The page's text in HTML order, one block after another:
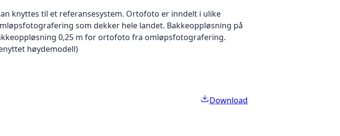
knyttes til et referansesystem. Ortofoto er inndelt i ulike
som dekker hele landet. Bakkeoppløsning på
0,25 m for ortofoto fra omløpsfotografering.
høydemodell)
Download